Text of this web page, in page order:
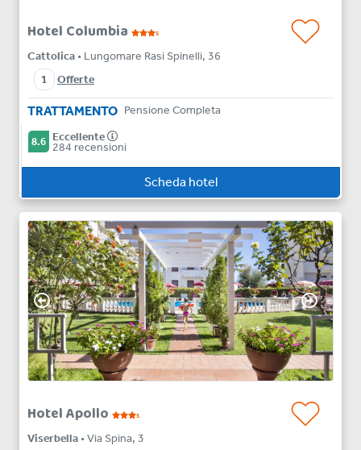
Hotel Columbia s
Cattolica • Lungomare Rasi Spinelli, 36
1
Offerte
TRATTAMENTO Pensione Completa
8.6 Eccellente
284 recensioni
Scheda hotel
Hotel Apollo s
Viserbella • Via Spina, 3